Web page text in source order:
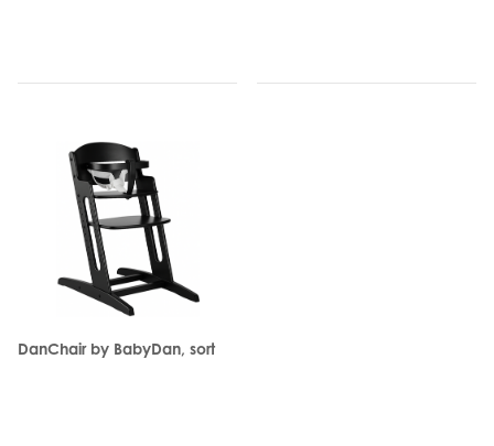
DanChair by BabyDan, sort